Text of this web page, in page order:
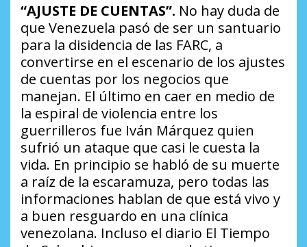
“AJUSTE DE CUENTAS”. No hay duda de
que Venezuela pasó de ser un santuario
para la disidencia de las FARC, a
convertirse en el escenario de los ajustes
de cuentas por los negocios que
manejan. El último en caer en medio de
la espiral de violencia entre los
guerrilleros fue Iván Márquez quien
sufrió un ataque que casi le cuesta la
vida. En principio se habló de su muerte
a raíz de la escaramuza, pero todas las
informaciones hablan de que está vivo y
a buen resguardo en una clínica
venezolana. Incluso el diario El Tiempo